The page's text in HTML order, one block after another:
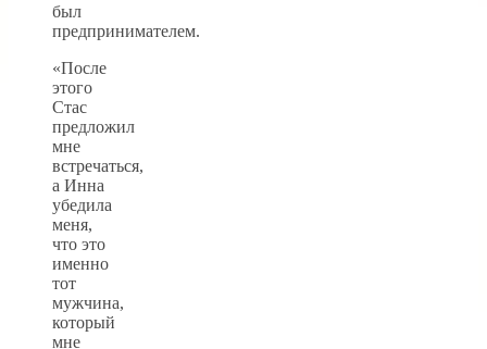
был
предпринимателем.
«После
этого
Стас
предложил
мне
встречаться,
а Инна
убедила
меня,
что это
именно
тот
мужчина,
который
мне